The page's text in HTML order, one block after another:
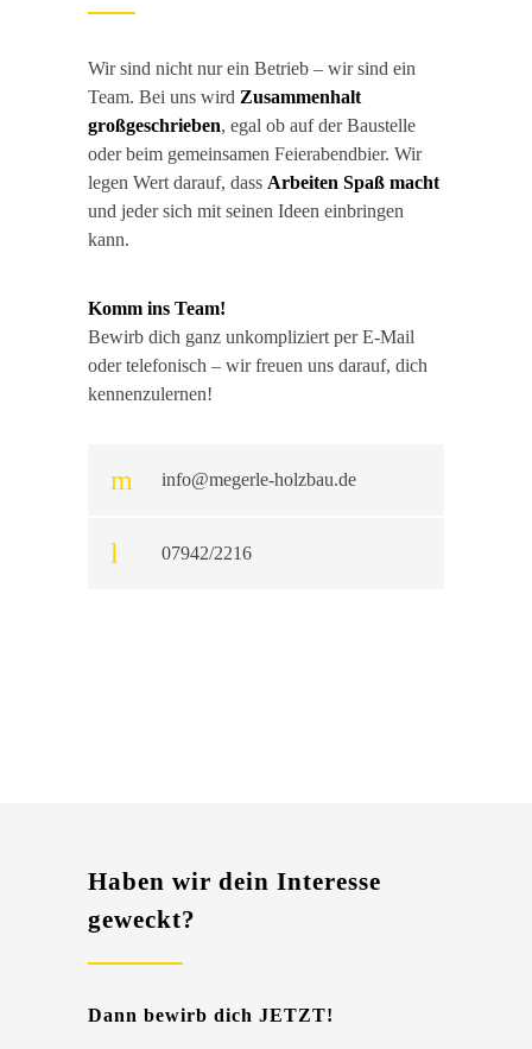
Wir sind nicht nur ein Betrieb – wir sind ein
Team. Bei uns wird Zusammenhalt
großgeschrieben, egal ob auf der Baustelle
oder beim gemeinsamen Feierabendbier. Wir
legen Wert darauf, dass Arbeiten Spaß macht
und jeder sich mit seinen Ideen einbringen
kann.
Komm ins Team!
Bewirb dich ganz unkompliziert per E-Mail
oder telefonisch – wir freuen uns darauf, dich
kennenzulernen!
info@megerle-holzbau.de
07942/2216
Haben wir dein Interesse
geweckt?
Dann bewirb dich JETZT!